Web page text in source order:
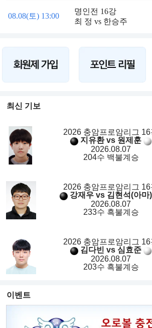
08.08(토) 13:00
명인전 16강
최 정 vs 한승주
최신 기보
2026 충암프로암리그 16
지유환 vs 원제훈
2026.08.07
204수 백불계승
2026 충암프로암리그 16
강재우 vs 김현석(아마)
2026.08.07
233수 흑불계승
2026 충암프로암리그 16
김다빈 vs 심효준
2026.08.07
203수 흑불계승
이벤트